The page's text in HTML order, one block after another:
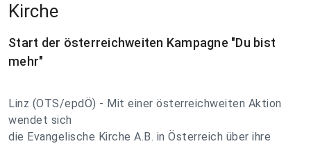
Kirche
Start der österreichweiten Kampagne "Du bist
mehr"
Linz (OTS/epdÖ) - Mit einer österreichweiten Aktion
wendet sich
die Evangelische Kirche A.B. in Österreich über ihre